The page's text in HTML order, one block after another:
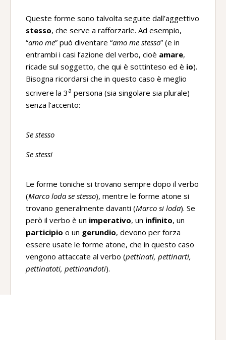
Queste forme sono talvolta seguite dall’aggettivo
stesso, che serve a rafforzarle. Ad esempio,
“amo me” può diventare “amo me stesso” (e in
entrambi i casi l’azione del verbo, cioè amare,
ricade sul soggetto, che qui è sottinteso ed è io).
Bisogna ricordarsi che in questo caso è meglio
scrivere la 3a persona (sia singolare sia plurale)
senza l’accento:
Se stesso
Se stessi
Le forme toniche si trovano sempre dopo il verbo
(Marco loda se stesso), mentre le forme atone si
trovano generalmente davanti (Marco si loda). Se
però il verbo è un imperativo, un infinito, un
participio o un gerundio, devono per forza
essere usate le forme atone, che in questo caso
vengono attaccate al verbo (pettinati, pettinarti,
pettinatoti, pettinandoti).